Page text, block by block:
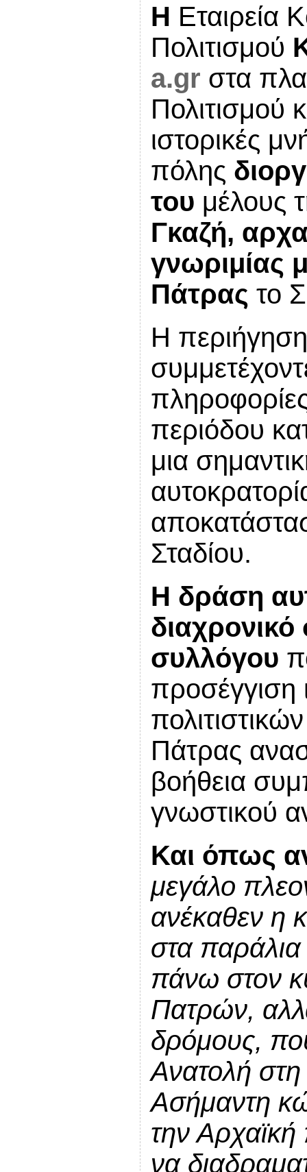
Η Εταιρεία
Πολιτισμού
a.gr στα
Πολιτισμού
ιστορικές
πόλης
του μέλους
Γκαζή,
γνωριμίας
Πάτρας το
Η
περιόδου
μια
Σταδίου.
Η δράση
συλλόγου
προσέγγιση
Πάτρας
βοήθεια
γνωστικού
Και όπως
μεγάλο
ανέκαθεν η
στα
πάνω στον
Πατρών,
δρόμους,
Ανατολή στη
Ασήμαντη
την Αρχαϊκή
να